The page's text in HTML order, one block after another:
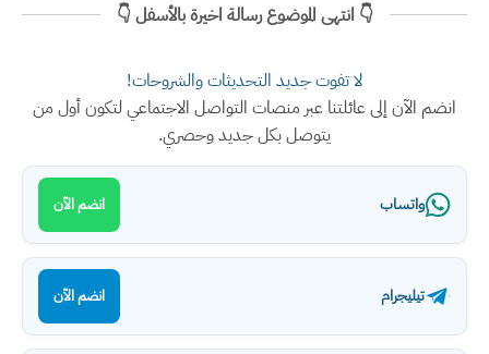
👇 انتهى الموضوع رسالة اخيرة بالأسفل 👇
لا تفوت جديد التحديثات والشروحات!
انضم الآن إلى عائلتنا عبر منصات التواصل الاجتماعي لتكون أول من
يتوصل بكل جديد وحصري.
واتساب انضم الآن
تيليجرام انضم الآن